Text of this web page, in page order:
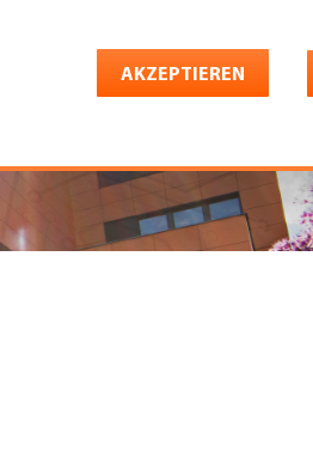
AKZEPTIEREN
Jobs & Karriere Shop